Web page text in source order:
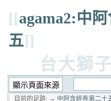
[[agama2:中
五]]
台大獅
目前的足跡: → 中阿含經卷第二十